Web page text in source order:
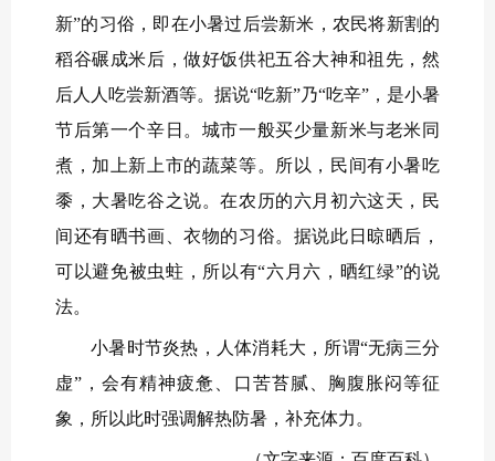
新”的习俗，即在小暑过后尝新米，农民将新割的
稻谷碾成米后，做好饭供祀五谷大神和祖先，然
后人人吃尝新酒等。据说“吃新”乃“吃辛”，是小暑
节后第一个辛日。城市一般买少量新米与老米同
煮，加上新上市的蔬菜等。所以，民间有小暑吃
黍，大暑吃谷之说。在农历的六月初六这天，民
间还有晒书画、衣物的习俗。据说此日晾晒后，
可以避免被虫蛀，所以有“六月六，晒红绿”的说
法。
小暑时节炎热，人体消耗大，所谓“无病三分
虚”，会有精神疲惫、口苦苔腻、胸腹胀闷等征
象，所以此时强调解热防暑，补充体力。